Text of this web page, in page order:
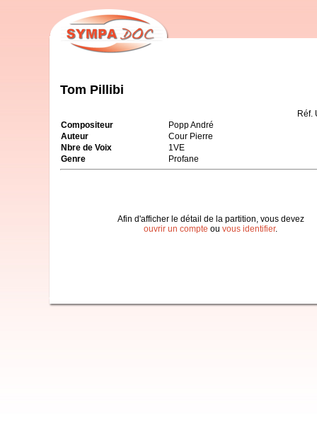
Tom Pillibi
Réf.
Compositeur
Popp André
Auteur
Cour Pierre
Nbre de Voix
1VE
Genre
Profane
Afin d'afficher le détail de la partition, vous devez
ouvrir un compte ou vous identifier.